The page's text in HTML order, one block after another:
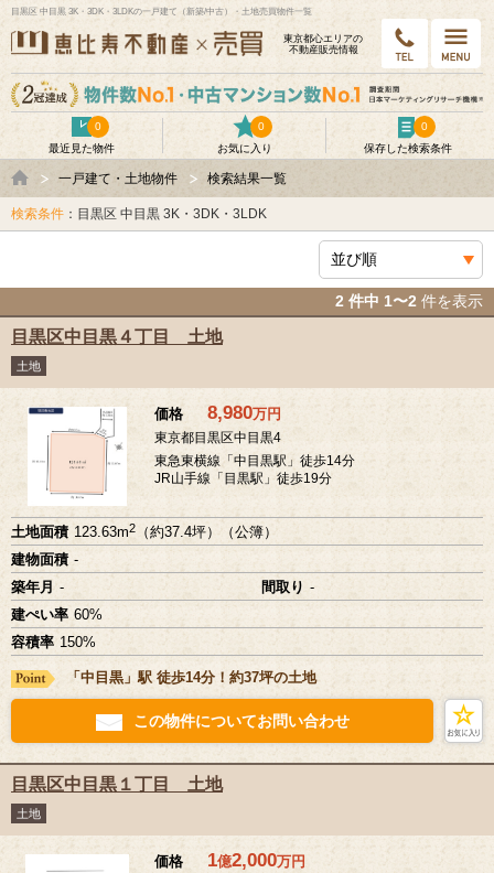
目黒区 中目黒 3K・3DK・3LDKの一戸建て（新築/中古）・土地売買物件一覧
東京都⼼エリアの
不動産販売情報
最近見た物件
0
お気に入り
0
保存した検索条件
0
一戸建て・土地物件 検索結果一覧
検索条件 ：目黒区 中目黒 3K・3DK・3LDK
2 件中 1〜2 件を表示
目黒区中目黒４丁目 土地
土地
価格 8,980万円
東京都目黒区中目黒4
東急東横線「中目黒駅」徒歩14分
JR山手線「目黒駅」徒歩19分
土地面積 123.63m2
（約37.4坪）（公簿）
建物面積 -
築年月 - 間取り -
建ぺい率 60%
容積率 150%
「中目黒」駅 徒歩14分！約37坪の土地
この物件についてお問い合わせ
目黒区中目黒１丁目 土地
土地
価格 1億2,000万円